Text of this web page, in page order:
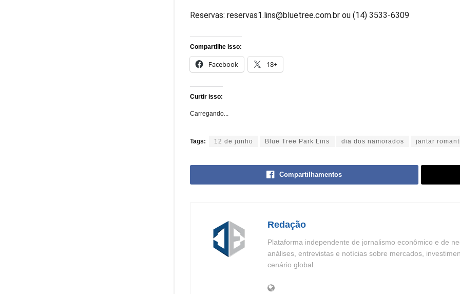
Reservas: reservas1.lins@bluetree.com.br ou (14) 3533-6309
Compartilhe isso:
Facebook 18+
Curtir isso:
Carregando...
Tags: 12 de junho Blue Tree Park Lins dia dos namorados jantar
Compartilhamentos
Redação
Plataforma independente de jornalismo econômico e de
análises, entrevistas e notícias sobre mercados,
cenário global.